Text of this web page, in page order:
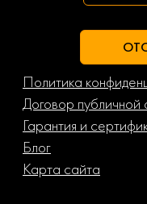
Политика
Договор публичной
Гарантия и
Блог
Карта сайта